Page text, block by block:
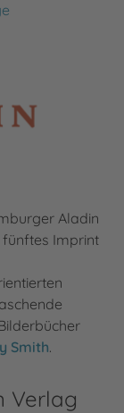
Aladin
fünftes Imprint
Smith.
Verlag